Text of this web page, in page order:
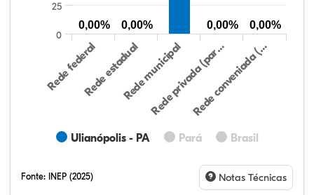
Ulianópolis - PA Pará Brasil
Rede federalRede estadualRede municipal
Rede privada (par…Rede conveniada (…
0
25
0,00% 0,00% 0,00% 0,00%
Fonte: INEP (2025) Notas Técnicas